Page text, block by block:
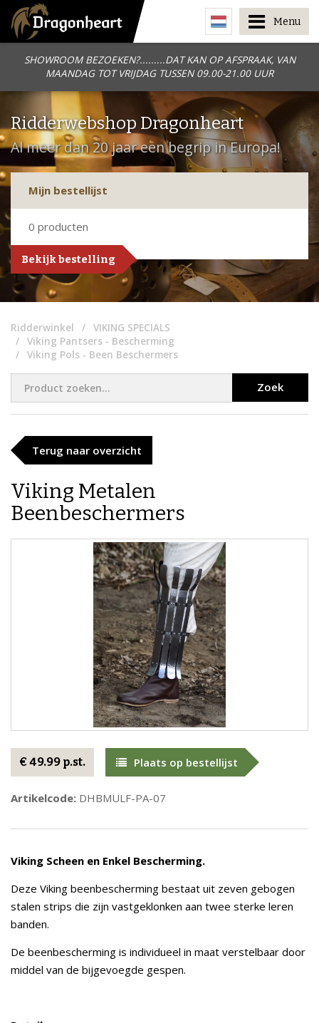
SHOWROOM BEZOEKEN?.........DAT KAN OP AFSPRAAK, VAN
MAANDAG TOT VRIJDAG TUSSEN 09.00-21.00 UUR
Menu
Ridderwebshop Dragonheart
Al meer dan 20 jaar een begrip in Europa!
Mijn bestellijst
0 producten
Bekijk bestelling
Ridderwinkel
VIKING SPECIALS
Viking Pantsers - Bescherming
Viking Pols - Been Beschermers
Zoek
Terug naar overzicht
Viking Metalen
Beenbeschermers
€ 49.99 p.st. Plaats op bestellijst
Artikelcode: DHBMULF-PA-07
Viking Scheen en Enkel Bescherming.
Deze Viking beenbescherming bestaat uit zeven gebogen
stalen strips die zijn vastgeklonken aan twee sterke leren
banden.
De beenbescherming is individueel in maat verstelbaar door
middel van de bijgevoegde gespen.